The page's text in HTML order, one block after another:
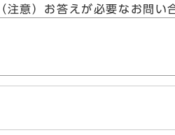
（注意）お答えが必要なお問